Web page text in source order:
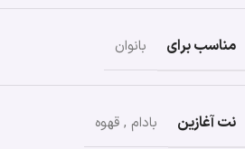
مناسب برای بانوان
نت آغازین بادام , قهوه